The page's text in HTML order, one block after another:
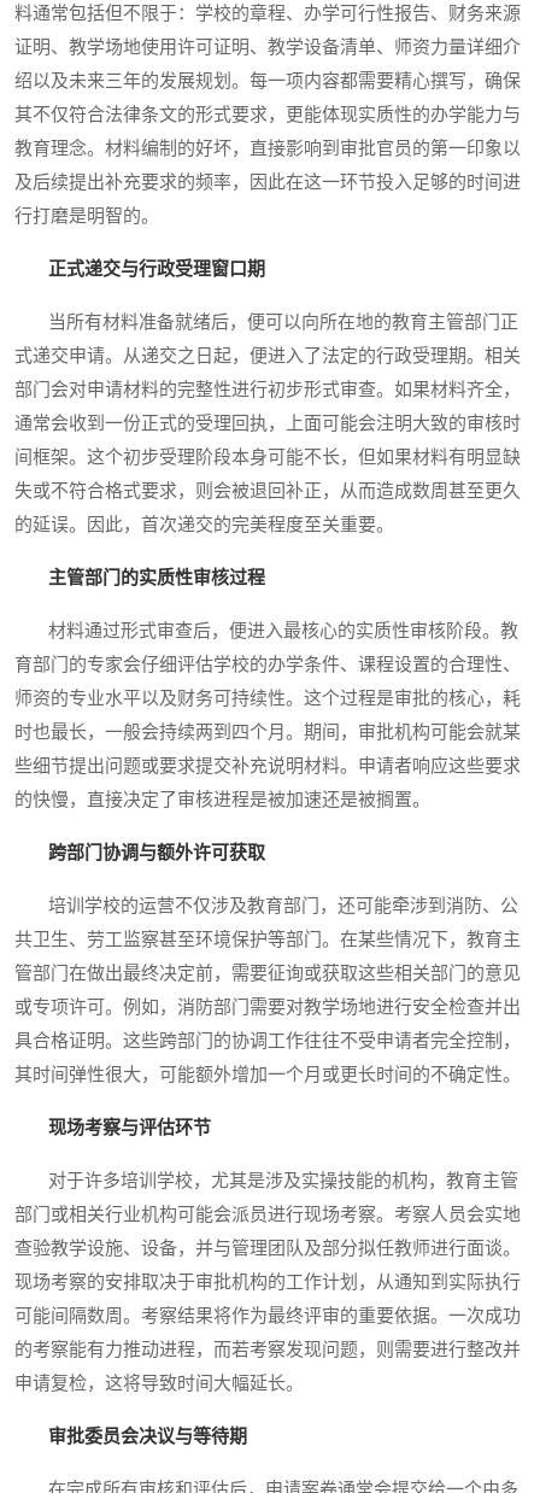
料通常包括但不限于：学校的章程、办学可行性报告、财务来源
证明、教学场地使用许可证明、教学设备清单、师资力量详细介
绍以及未来三年的发展规划。每一项内容都需要精心撰写，确保
其不仅符合法律条文的形式要求，更能体现实质性的办学能力与
教育理念。材料编制的好坏，直接影响到审批官员的第一印象以
及后续提出补充要求的频率，因此在这一环节投入足够的时间进
行打磨是明智的。
正式递交与行政受理窗口期
当所有材料准备就绪后，便可以向所在地的教育主管部门正
式递交申请。从递交之日起，便进入了法定的行政受理期。相关
部门会对申请材料的完整性进行初步形式审查。如果材料齐全，
通常会收到一份正式的受理回执，上面可能会注明大致的审核时
间框架。这个初步受理阶段本身可能不长，但如果材料有明显缺
失或不符合格式要求，则会被退回补正，从而造成数周甚至更久
的延误。因此，首次递交的完美程度至关重要。
主管部门的实质性审核过程
材料通过形式审查后，便进入最核心的实质性审核阶段。教
育部门的专家会仔细评估学校的办学条件、课程设置的合理性、
师资的专业水平以及财务可持续性。这个过程是审批的核心，耗
时也最长，一般会持续两到四个月。期间，审批机构可能会就某
些细节提出问题或要求提交补充说明材料。申请者响应这些要求
的快慢，直接决定了审核进程是被加速还是被搁置。
跨部门协调与额外许可获取
培训学校的运营不仅涉及教育部门，还可能牵涉到消防、公
共卫生、劳工监察甚至环境保护等部门。在某些情况下，教育主
管部门在做出最终决定前，需要征询或获取这些相关部门的意见
或专项许可。例如，消防部门需要对教学场地进行安全检查并出
具合格证明。这些跨部门的协调工作往往不受申请者完全控制，
其时间弹性很大，可能额外增加一个月或更长时间的不确定性。
现场考察与评估环节
对于许多培训学校，尤其是涉及实操技能的机构，教育主管
部门或相关行业机构可能会派员进行现场考察。考察人员会实地
查验教学设施、设备，并与管理团队及部分拟任教师进行面谈。
现场考察的安排取决于审批机构的工作计划，从通知到实际执行
可能间隔数周。考察结果将作为最终评审的重要依据。一次成功
的考察能有力推动进程，而若考察发现问题，则需要进行整改并
申请复检，这将导致时间大幅延长。
审批委员会决议与等待期
在完成所有审核和评估后，申请案卷通常会提交给一个由多